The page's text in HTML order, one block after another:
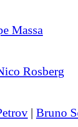
Massa
Rosberg
| Bruno